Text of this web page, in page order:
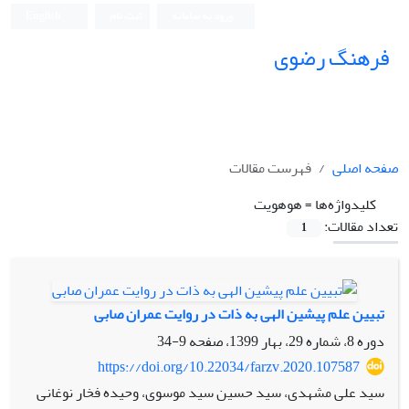
فرهنگ رضوی
صفحه اصلی
فهرست مقالات
کلیدواژه‌ها =هوهویت
تعداد مقالات:
1
تبیین علم پیشین الهی به ذات در روایت عمران صابی
دوره 8، شماره 29، بهار 1399، صفحه
9-34
https://doi.org/10.22034/farzv.2020.107587
سید علی مشهدی، سید حسین سید موسوی، وحیده فخار نوغانی